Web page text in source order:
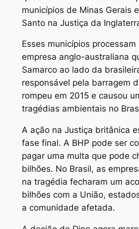
municípios de Minas Gerais
Santo na Justiça da
Esses municípios processam
empresa anglo-australiana
Samarco ao lado da
responsável pela barragem
rompeu em 2015 e causou
tragédias ambientais no
A ação na Justiça britânica
fase final. A BHP pode ser
pagar uma multa que pode
bilhões. No Brasil, as
na tragédia fecharam um
bilhões com a União,
a comunidade afetada.